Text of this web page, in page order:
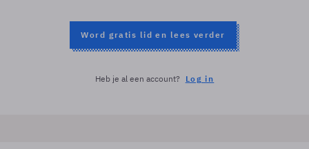
Word gratis lid en lees verder
Heb je al een account? Log in